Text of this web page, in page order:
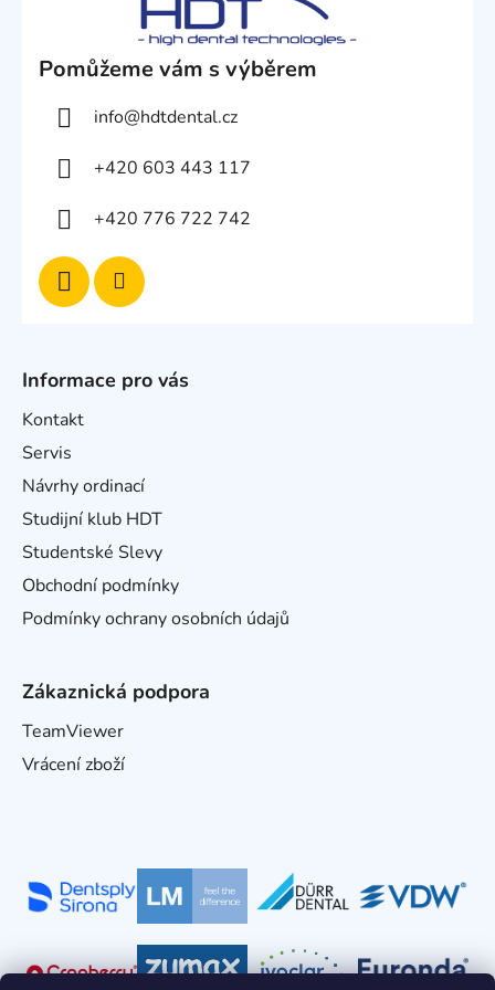
Pomůžeme vám s výběrem
info@hdtdental.cz
+420 603 443 117
+420 776 722 742
Informace pro vás
Kontakt
Servis
Návrhy ordinací
Studijní klub HDT
Studentské Slevy
Obchodní podmínky
Podmínky ochrany osobních údajů
Zákaznická podpora
TeamViewer
Vrácení zboží